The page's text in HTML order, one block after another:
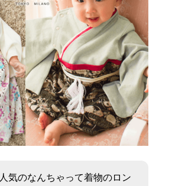
人気のなんちゃって着物のロン